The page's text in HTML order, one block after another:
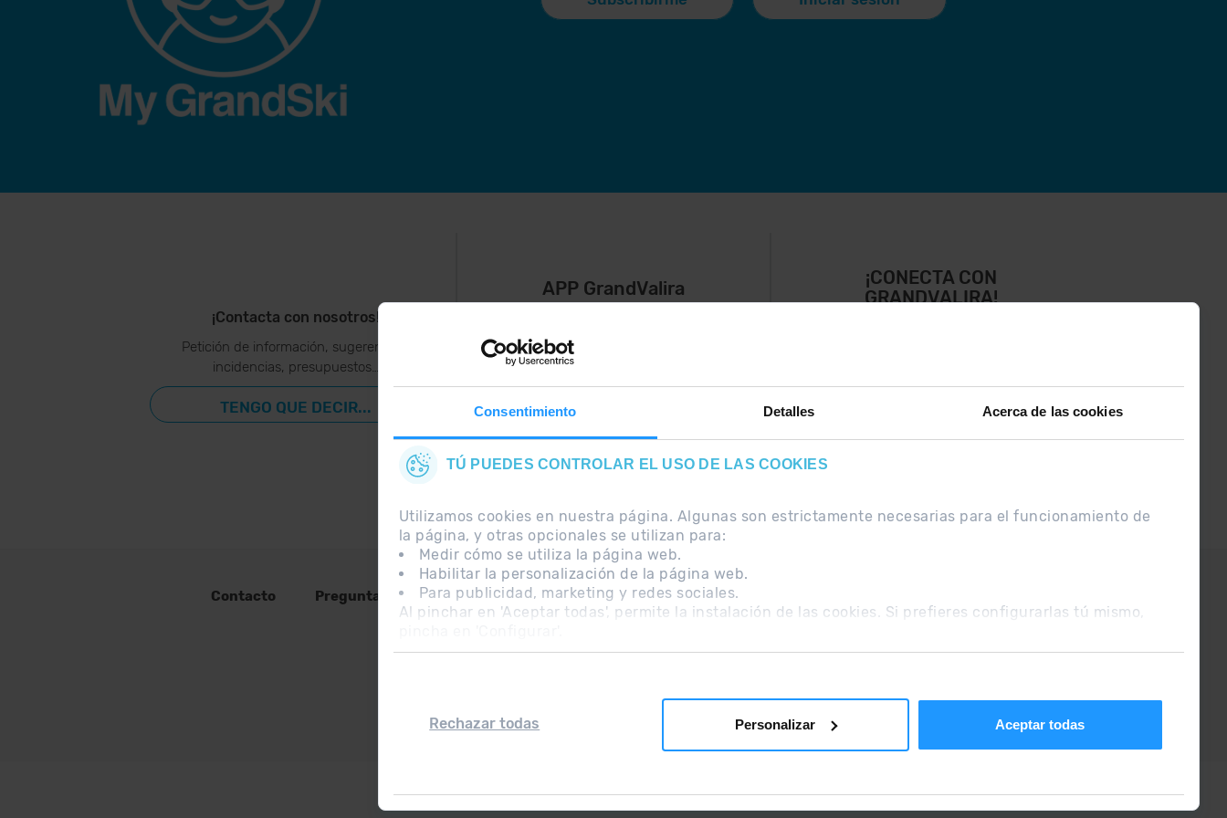
Consentimiento Detalles Acerca de las cookies
TÚ PUEDES CONTROLAR EL USO DE LAS COOKIES
Utilizamos cookies en nuestra página. Algunas son estrictamente necesarias para el funcionamiento de
la página, y otras opcionales se utilizan para:
Medir cómo se utiliza la página web.
Habilitar la personalización de la página web.
Para publicidad, marketing y redes sociales.
Al pinchar en 'Aceptar todas', permite la instalación de las cookies. Si prefieres configurarlas tú mismo,
Rechazar todas Personalizar Aceptar todas
¡Contacta con nosotros!
Petición de información, sugerencias,
incidencias, presupuestos…
TENGO QUE DECIR...
APP GrandValira
importante en
¡CONECTA CON
GRANDVALIRA!
Contacto Preguntas frecuentes Nota Legal Información adicional RGPDUE